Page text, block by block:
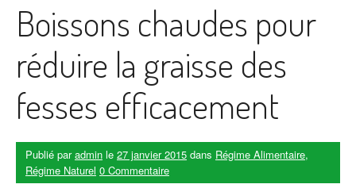
Boissons chaudes pour
réduire la graisse des
fesses efficacement
Publié paradmin le 27 janvier 2015 dans Régime Alimentaire,
Régime Naturel 0 Commentaire